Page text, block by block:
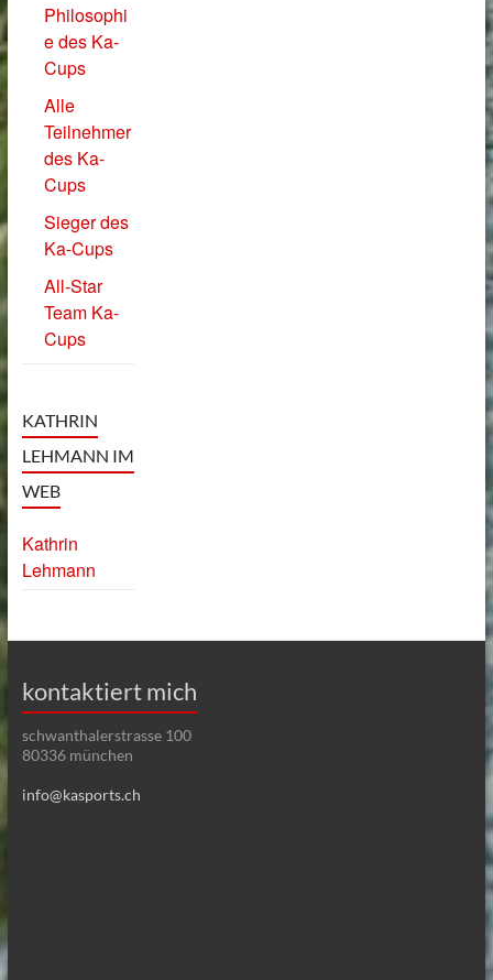
Philosophi
e des Ka-
Cups
Alle
Teilnehmer
des Ka-
Cups
Sieger des
Ka-Cups
All-Star
Team Ka-
Cups
KATHRIN
LEHMANN IM
WEB
Kathrin
Lehmann
kontaktiert mich
schwanthalerstrasse 100
80336 münchen
info@kasports.ch